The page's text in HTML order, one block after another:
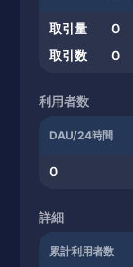
取引量 0
取引数
0
利用者数
DAU/24時間
0
詳細
累計利用者数